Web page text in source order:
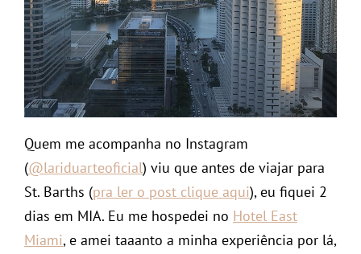
Quem me acompanha no Instagram
(@lariduarteoficial) viu que antes de viajar para
St. Barths (pra ler o post clique aqui), eu fiquei 2
dias em MIA. Eu me hospedei no Hotel East
Miami, e amei taaanto a minha experiência por lá,